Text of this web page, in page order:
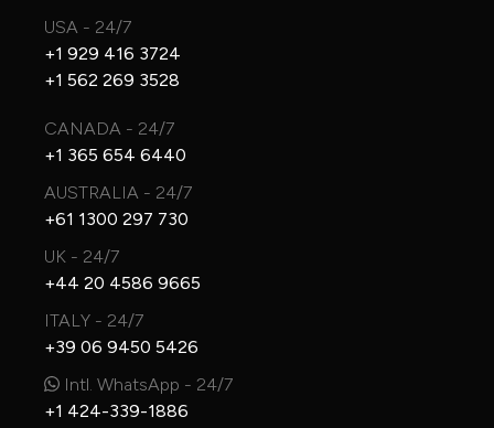
USA - 24/7
+1 929 416 3724
+1 562 269 3528
CANADA - 24/7
+1 365 654 6440
AUSTRALIA - 24/7
+61 1300 297 730
UK - 24/7
+44 20 4586 9665
ITALY - 24/7
+39 06 9450 5426
Intl. WhatsApp - 24/7
+1 424-339-1886